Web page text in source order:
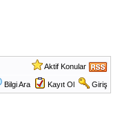
Aktif Konular
Bilgi Ara Kayıt Ol Giriş